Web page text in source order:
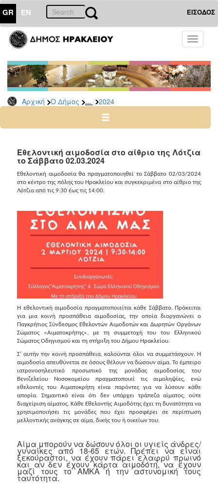
GR EN ΕΙΣΟΔΟΣ
Toggle
Αρχική Ο Δήμος ... 2024
ΔΗΜΟΣ
Δελτία
Τύπου
Αρχείο
2026
2024
2022
2021
2020
2018
2017
2016
2012
2011
2010
2006
ΤΟΠΟΣ
ΠΟΛΙΤΙΣΜΟΣ
ΑΝΘΕΚΤΙΚΗ
ΠΟΛΗ
Εθελοντική αιμοδοσία στο αίθριο της Λότζια
το Σάββατο 02.03.2024
Εθελοντική αιμοδοσία θα πραγματοποιηθεί το Σάββατο 02/03/2024
στο κέντρο της πόλης του Ηρακλείου και συγκεκριμένα στο αίθριο της
Λότζια από τις 9:30 έως τις 14:00.
Η εθελοντική αιμοδοσία πραγματοποιείται κάθε Σάββατο. Πρόκειται
για μια κοινή προσπάθεια αιμοδοσίας, την οποία διοργανώνει ο
Παγκρήτιος Σύνδεσμος Εθελοντών Αιμοδοτών και Δωρητών Οργάνων
Σώματος «Αιματοκρήτης», με τη συμμετοχή του του Ελληνικού
Σώματος Οδηγισμού και τη στήριξη του Δήμου Ηρακλείου.
Σ’ αυτήν την κοινή προσπάθεια, καλούνται όλοι να συμμετάσχουν. Η
αιμοδοσία απευθύνεται σε όσους θέλουν να δώσουν αίμα. Το έμπειρο
ιατρονοσηλευτικό προσωπικό της μονάδας αιμοδοσίας του
Βενιζελείου Νοσοκομείου πραγματοποιεί τις αιμοληψίες, ενώ
εθελοντές του Αιματοκρήτη είναι παρόντες για να λύσουν κάθε
απορία. Σημαντικό είναι ότι δεν υπάρχει τράπεζα αίματος, ούτε
διαχείριση αίματος. Κάθε Εθελοντής Αιμοδότης έχει τη δυνατότητα να
χρησιμοποιήσει τις μονάδες που έχει προσφέρει σε περίπτωση
μελλοντικής ανάγκης σε αίμα, δικής του ή οικείων του.
Αίμα μπορούν να δώσουν όλοι οι υγιείς άνδρες/
γυναίκες από 18-65 ετών. Πρέπει να είναι
ξεκούραστοι, να έχουν πάρει ελαφρύ πρωινό
και αν δεν έχουν κάρτα αιμοδότη, να έχουν
μαζί τους το ΑΜΚΑ ή την αστυνομική τους
ταυτότητα.